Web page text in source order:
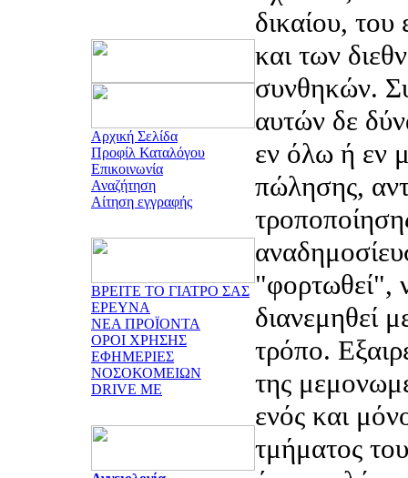
Αρχική Σελίδα
Προφίλ Καταλόγου
Επικοινωνία
Αναζήτηση
Αίτηση εγγραφής
ΒΡΕΙΤΕ ΤΟ ΓΙΑΤΡΟ ΣΑΣ
ΕΡΕΥΝΑ
ΝΕΑ ΠΡΟΪΟΝΤΑ
ΟΡΟΙ ΧΡΗΣΗΣ
ΕΦΗΜΕΡΙΕΣ
ΝΟΣΟΚΟΜΕΙΩΝ
DRIVE ME
δικαίου, του
και των
συνθηκών.
αυτών δε
εν όλω ή εν
πώλησης,
"φορτωθεί",
διανεμηθεί
τρόπο.
της
ενός και
τμήματος